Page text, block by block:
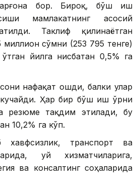
бор. Бироқ, бўш иш
мамлакатнинг асосий
Таклиф қилинаётган
сўмни (253 795 тенге)
йилга нисбатан 0,5% га
нафақат ошди, балки улар
Ҳар бир бўш иш ўрни
резюме тақдим этилади, бу
10,2% га кўп.
хавфсизлик, транспорт ва
уй хизматчиларига,
ва консалтинг соҳаларида